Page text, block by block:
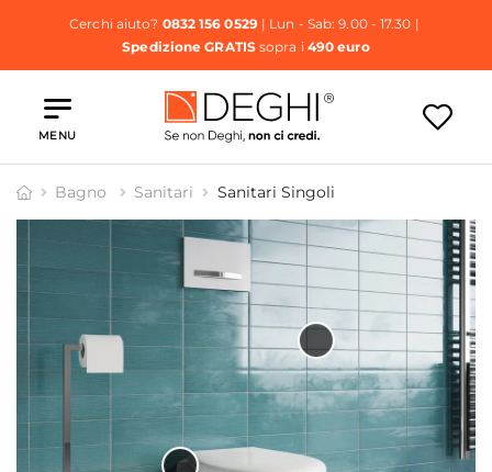
Cerchi aiuto? 0832 156 0529| Lun - Sab: 9.00 - 17.30 |
Spedizione GRATISsopra i 490 euro
MENU
Bagno Sanitari Sanitari Singoli